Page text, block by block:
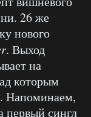
26 же
нового
. Выход
на
которым
Напоминаем,
первый сингл